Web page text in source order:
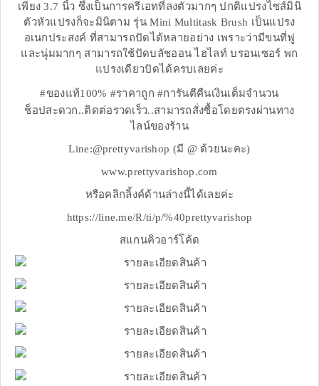
เพียง 3.7 นิ้ว ซึ่งเป็นการครีเอทที่ลงตัวมากๆ ปกติแปรงไซส์มินิ
ตัวหัวแปรงก็จะมินิตาม รุ่น Mini Multitask Brush เป็นแปรง
อเนกประสงค์ ที่สามารถปัดได้หลายอย่าง เพราะว่ามีขนที่ฟู
และนุ่มมากๆ สามารถใช้ปัดบลัชออน ไฮไลท์ บรอนเซอร์ พก
แปรงเดียวปัดได้ครบเลยค่ะ
#ของแท้100% #ราคาถูก #การันตีคืนเงินเต็มจำนวน
ช็อปสะดวก..ติดต่อรวดเร็ว..สามารถสั่งซื้อโดยตรงผ่านทาง
ไลน์ของร้าน
Line:@prettyvarishop (มี @ ด้วยนะคะ)
www.prettyvarishop.com
หรือคลิกลิ้งค์ด้านล่างนี้ได้เลยค่ะ
https://line.me/R/ti/p/%40prettyvarishop
สแกนคิวอาร์โค้ด